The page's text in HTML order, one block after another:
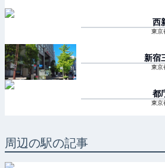
西
東京
新宿
東京
都
東京
周辺の駅の記事